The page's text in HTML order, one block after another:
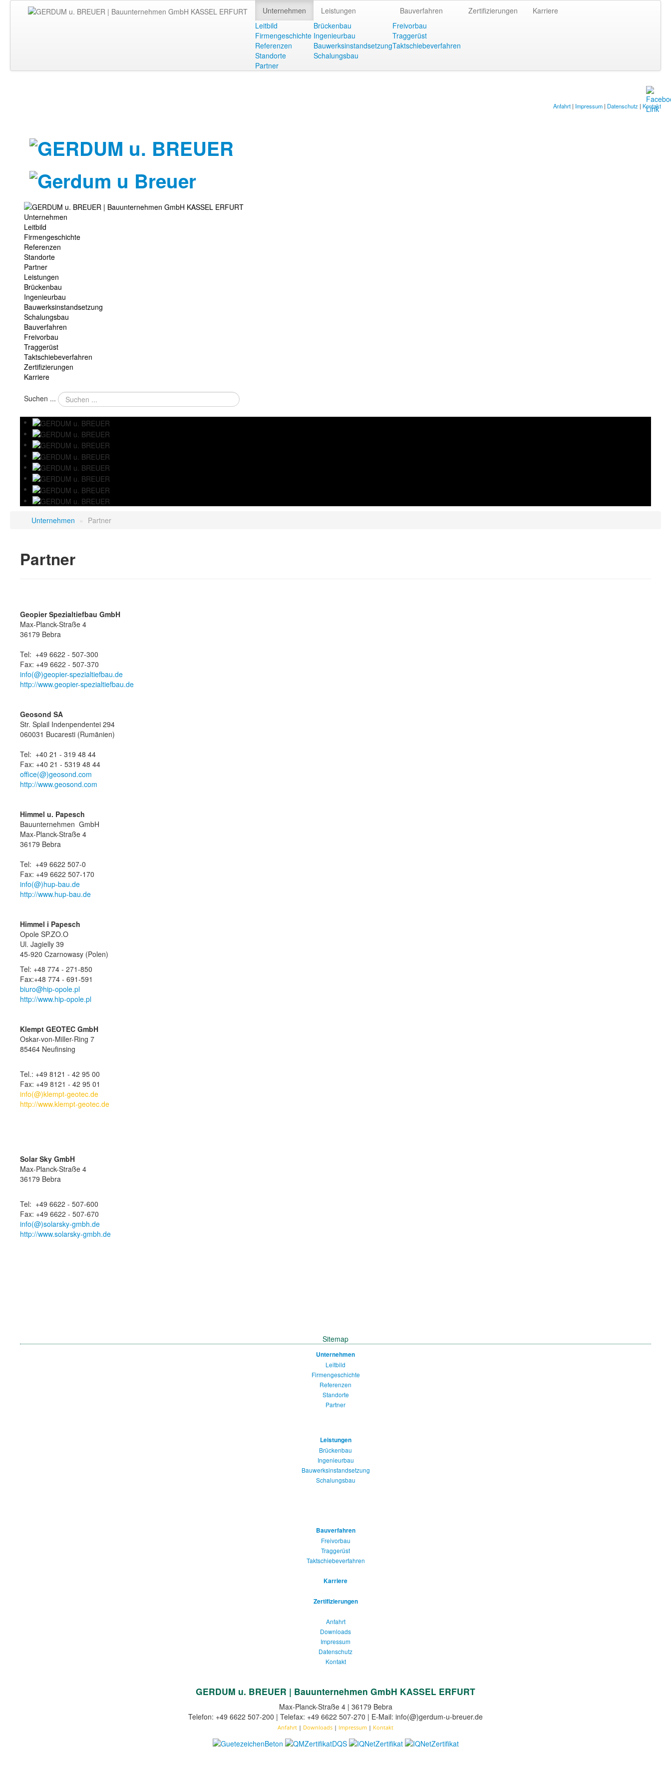
Unternehmen
Leitbild
Firmengeschichte
Referenzen
Standorte
Partner
Leistungen
Brückenbau
Ingenieurbau
Bauwerksinstandsetzung
Schalungsbau
Bauverfahren
Freivorbau
Traggerüst
Taktschiebeverfahren
Zertifizierungen Karriere
Anfahrt | Impressum | Datenschutz | Kontakt
Unternehmen
Leitbild
Firmengeschichte
Referenzen
Standorte
Partner
Leistungen
Brückenbau
Ingenieurbau
Bauwerksinstandsetzung
Schalungsbau
Bauverfahren
Freivorbau
Traggerüst
Taktschiebeverfahren
Zertifizierungen
Karriere
Suchen ...
Unternehmen » Partner
Partner
Geopier Spezialtiefbau GmbH
Max-Planck-Straße 4
36179 Bebra
Tel: +49 6622 - 507-300
Fax: +49 6622 - 507-370
info(@)geopier-spezialtiefbau.de
http://www.geopier-spezialtiefbau.de
Geosond SA
Str. Splail Indenpendentei 294
060031 Bucaresti (Rumänien)
Tel: +40 21 - 319 48 44
Fax: +40 21 - 5319 48 44
office(@)geosond.com
http://www.geosond.com
Himmel u. Papesch
Bauunternehmen GmbH
Max-Planck-Straße 4
36179 Bebra
Tel: +49 6622 507-0
Fax: +49 6622 507-170
info(@)hup-bau.de
http://www.hup-bau.de
Himmel i Papesch
Opole SP.ZO.O
Ul. Jagielly 39
45-920 Czarnowasy (Polen)
Tel: +48 774 - 271-850
Fax:+48 774 - 691-591
biuro@hip-opole.pl
http://www.hip-opole.pl
Klempt GEOTEC GmbH
Oskar-von-Miller-Ring 7
85464 Neufinsing
Tel.: +49 8121 - 42 95 00
Fax: +49 8121 - 42 95 01
info(@)klempt-geotec.de
http://www.klempt-geotec.de
Solar Sky GmbH
Max-Planck-Straße 4
36179 Bebra
Tel: +49 6622 - 507-600
Fax: +49 6622 - 507-670
info(@)solarsky-gmbh.de
http://www.solarsky-gmbh.de
Sitemap
Unternehmen
Leitbild
Firmengeschichte
Referenzen
Standorte
Partner
Leistungen
Brückenbau
Ingenieurbau
Bauwerksinstandsetzung
Schalungsbau
Bauverfahren
Freivorbau
Traggerüst
Taktschiebeverfahren
Karriere
Zertifizierungen
Anfahrt
Downloads
Impressum
Datenschutz
Kontakt
GERDUM u. BREUER | Bauunternehmen GmbH KASSEL ERFURT
Max-Planck-Straße 4 | 36179 Bebra
Telefon: +49 6622 507-200 | Telefax: +49 6622 507-270 | E-Mail: info(@)gerdum-u-breuer.de
Anfahrt | Downloads | Impressum | Kontakt